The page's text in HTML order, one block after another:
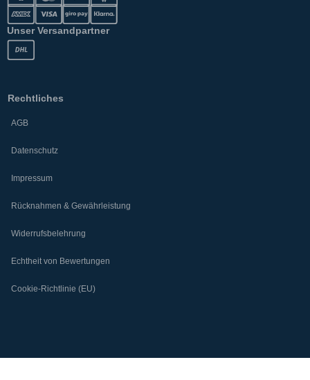
Unser Versandpartner
Rechtliches
AGB
Datenschutz
Impressum
Rücknahmen & Gewährleistung
Widerrufsbelehrung
Echtheit von Bewertungen
Cookie-Richtlinie (EU)